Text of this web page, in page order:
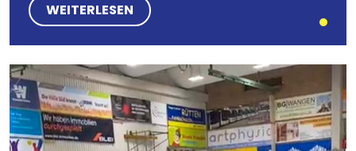
WEITERLESEN